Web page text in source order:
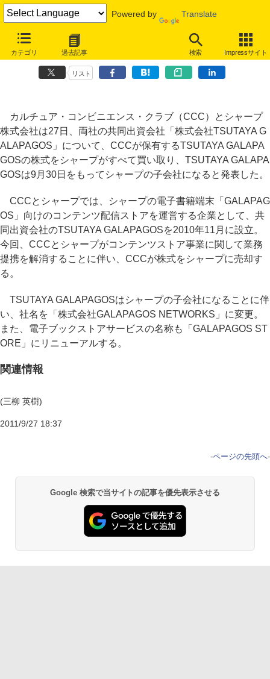
Powered by Translate
カテゴリ 過去記事 検索 Impressサイト
CCC、共同出資会社「TSUTAYA GALAPAGOS」の株式をシャープに
売却
リスト
カルチュア・コンビニエンス・クラブ（CCC）とシャープ
株式会社は27日、両社の共同出資会社「株式会社TSUTAYA G
ALAPAGOS」について、CCCが保有するTSUTAYA GALAPA
GOSの株式をシャープがすべて買い取り、TSUTAYA GALAPA
GOSは9月30日をもってシャープの子会社になると発表した。
CCCとシャープでは、シャープの電子書籍端末「GALAPAG
OS」向けのコンテンツ配信ストアを運営する企業として、共
同出資会社のTSUTAYA GALAPAGOSを2010年11月に設立。
今回、CCCとシャープがコンテンツストア事業に関して業務
提携を解消することに伴い、CCCが株式をシャープに売却す
る。
TSUTAYA GALAPAGOSはシャープの子会社になることに伴
い、社名を「株式会社GALAPAGOS NETWORKS」に変更。
また、電子ブックストアサービスの名称も「GALAPAGOS ST
ORE」にリニューアルする。
関連情報
(三柳 英樹)
2011/9/27 18:37
-ページの先頭へ-
Google 検索で当サイトの記事を優先表示させる